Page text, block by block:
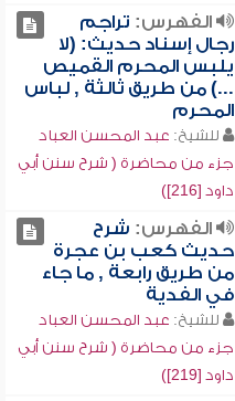
الفهرس: تراجم
رجال إسناد حديث: (لا
يلبس المحرم القميص
...) من طريق ثالثة , لباس
المحرم
للشيخ: عبد المحسن العباد
جزء من محاضرة ( شرح سنن أبي
داود [216])
الفهرس: شرح
حديث كعب بن عجرة
من طريق رابعة , ما جاء
في الفدية
للشيخ: عبد المحسن العباد
جزء من محاضرة ( شرح سنن أبي
داود [219])